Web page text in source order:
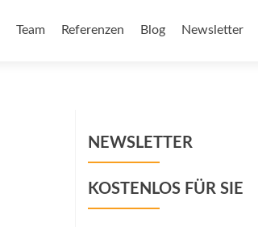
Team Referenzen Blog Newsletter
NEWSLETTER
KOSTENLOS FÜR SIE